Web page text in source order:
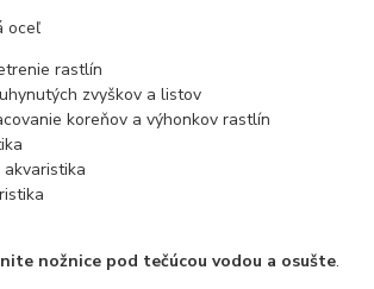
oceľ
rastlín
zvyškov a listov
koreňov a výhonkov rastlín
nožnice pod tečúcou vodou a osušte.